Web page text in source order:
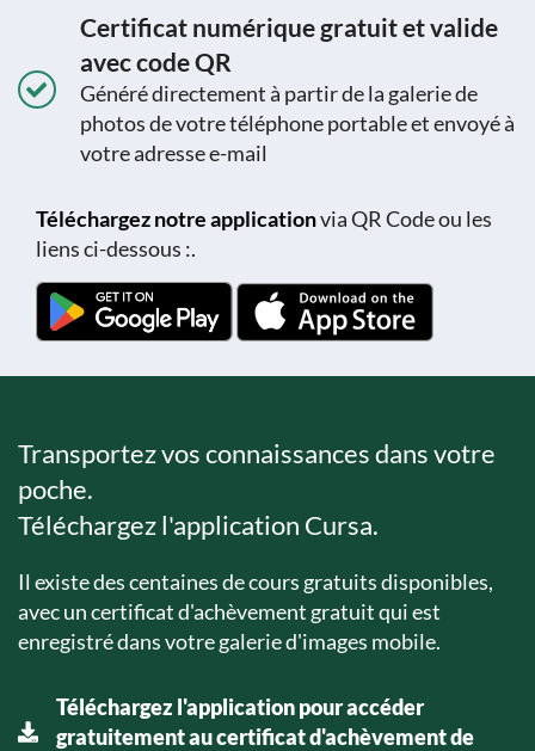
Certificat numérique gratuit et valide
avec code QR
Généré directement à partir de la galerie de
photos de votre téléphone portable et envoyé à
votre adresse e-mail
Téléchargez notre applicationvia QR Code ou les
liens ci-dessous :.
Transportez vos connaissances dans votre
poche.
Téléchargez l'application Cursa.
Il existe des centaines de cours gratuits disponibles,
avec un certificat d'achèvement gratuit qui est
enregistré dans votre galerie d'images mobile.
Téléchargez l'application pour accéder
gratuitement au certificat d'achèvement de